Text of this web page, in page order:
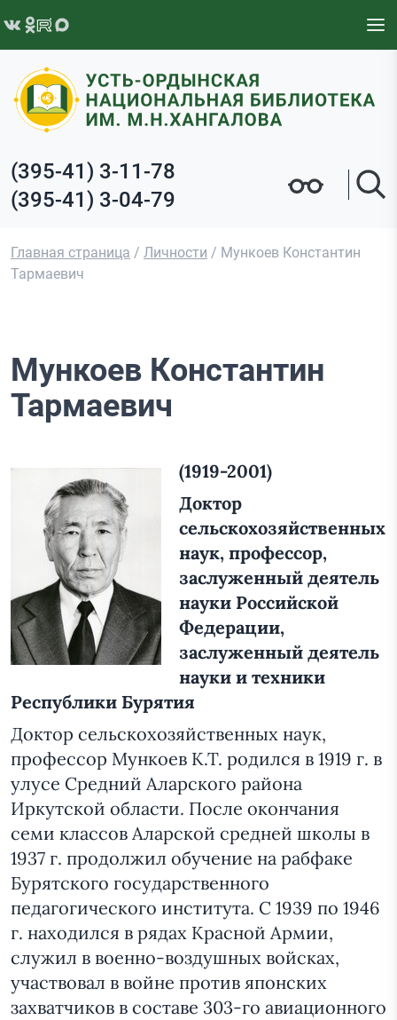
(395-41) 3-11-78
(395-41) 3-04-79
Главная страница / Личности / Мункоев Константин
Тармаевич
Мункоев Константин
Тармаевич
(1919-2001)
Доктор
сельскохозяйственных
наук, профессор,
заслуженный деятель
науки Российской
Федерации,
заслуженный деятель
науки и техники
Республики Бурятия
Доктор сельскохозяйственных наук,
профессор Мункоев К.Т. родился в 1919 г. в
улусе Средний Аларского района
Иркутской области. После окончания
семи классов Аларской средней школы в
1937 г. продолжил обучение на рабфаке
Бурятского государственного
педагогического института. С 1939 по 1946
г. находился в рядах Красной Армии,
служил в военно-воздушных войсках,
участвовал в войне против японских
захватчиков в составе 303-го авиационного